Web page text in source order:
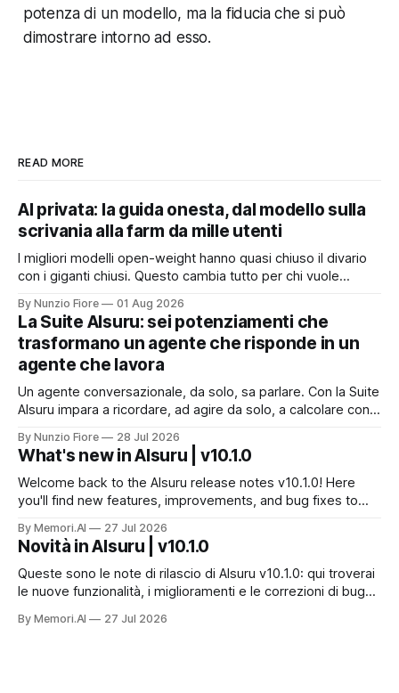
potenza di un modello, ma la fiducia che si può
dimostrare intorno ad esso.
READ MORE
AI privata: la guida onesta, dal modello sulla
scrivania alla farm da mille utenti
I migliori modelli open-weight hanno quasi chiuso il divario
con i giganti chiusi. Questo cambia tutto per chi vuole
perimetro: sanità, finanza, PA, manifattura, chiunque abbia
dati che non possono uscire. Ma la narrazione racconta i
benchmark e tace su
By Nunzio Fiore 01 Aug 2026
La Suite AIsuru: sei potenziamenti che
trasformano un agente che risponde in un
agente che lavora
Un agente conversazionale, da solo, sa parlare. Con la Suite
AIsuru impara a ricordare, ad agire da solo, a calcolare con
servizio e a costruire la propria applicazione conversando.
Questo articolo racconta tutti e sei i connettori originali della
Suite, con
By Nunzio Fiore 28 Jul 2026
What's new in AIsuru | v10.1.0
Welcome back to the AIsuru release notes v10.1.0! Here
you'll find new features, improvements, and bug fixes to
FEATURES AND IMPROVEMENTS! New MCP Filters Finding
the right MCP that works for the user just got easier. We&
By Memori.AI 27 Jul 2026
Novità in AIsuru | v10.1.0
Queste sono le note di rilascio di AIsuru v10.1.0: qui troverai
le nuove funzionalità, i miglioramenti e le correzioni di bug
NUOVE FUNZIONALITÀ E MIGLIORAMENTI! Nuovi filtri MCP
By Memori.AI 27 Jul 2026